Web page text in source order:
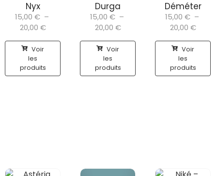
Nyx
15,00 € –
20,00 €
Voir
les
produits
Durga
15,00 € –
20,00 €
Voir
les
produits
Déméter
15,00 € –
20,00 €
Voir
les
produits